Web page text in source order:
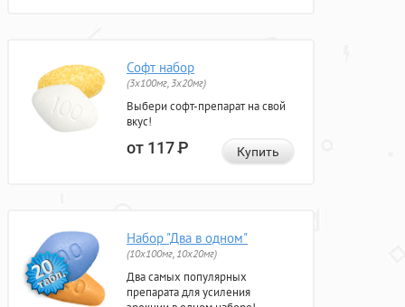
Софт набор
(3x100мг, 3x20мг)
Выбери софт-препарат на свой
вкус!
от 117Р Купить
Набор "Два в одном"
(10x100мг, 10x20мг)
Два самых популярных
препарата для усиления